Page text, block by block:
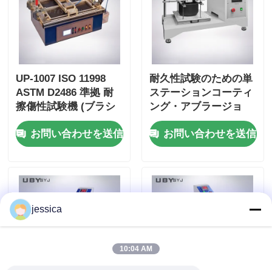
UP-1007 ISO 11998
ASTM D2486 準拠 耐
擦傷性試験機 (ブラシ
移動周波数 37 ±
1cpm、陽極酸化アル
ミニウム製ボディ)
お問い合わせを送信
耐久性試験のための単
ステーションコーティ
ング・アブラージョ
ン・テスター 100 mm
±5 mm ストロークと
6.5 ±0.2m/min 速度
お問い合わせを送信
jessica
10:04 AM